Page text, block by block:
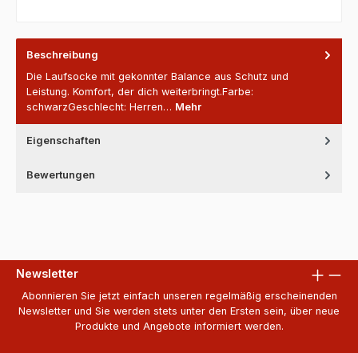
Beschreibung
Die Laufsocke mit gekonnter Balance aus Schutz und
Leistung. Komfort, der dich weiterbringt.Farbe:
schwarzGeschlecht: Herren… Mehr
Eigenschaften
Bewertungen
Newsletter
Abonnieren Sie jetzt einfach unseren regelmäßig erscheinenden
Newsletter und Sie werden stets unter den Ersten sein, über neue
Produkte und Angebote informiert werden.